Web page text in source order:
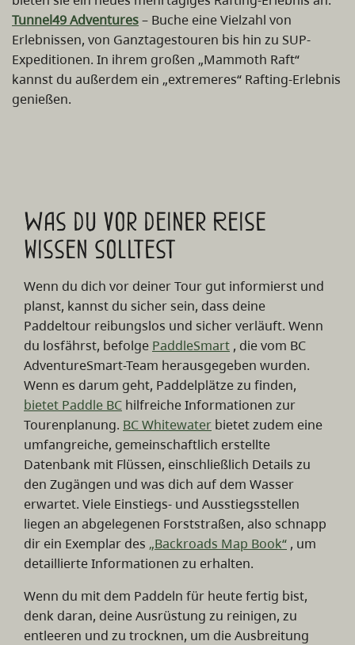
Tunnel49 Adventures– Buche eine Vielzahl von
Erlebnissen, von Ganztagestouren bis hin zu SUP-
Expeditionen. In ihrem großen „Mammoth Raft“
kannst du außerdem ein „extremeres“ Rafting-Erlebnis
genießen.
Was du vor deiner Reise
wissen solltest
Wenn du dich vor deiner Tour gut informierst und
planst, kannst du sicher sein, dass deine
Paddeltour reibungslos und sicher verläuft. Wenn
du losfährst, befolge PaddleSmart , die vom BC
AdventureSmart-Team herausgegeben wurden.
Wenn es darum geht, Paddelplätze zu finden,
bietet Paddle BC hilfreiche Informationen zur
Tourenplanung. BC Whitewater bietet zudem eine
umfangreiche, gemeinschaftlich erstellte
Datenbank mit Flüssen, einschließlich Details zu
den Zugängen und was dich auf dem Wasser
erwartet. Viele Einstiegs- und Ausstiegsstellen
liegen an abgelegenen Forststraßen, also schnapp
dir ein Exemplar des „Backroads Map Book“ , um
detaillierte Informationen zu erhalten.
Wenn du mit dem Paddeln für heute fertig bist,
denk daran, deine Ausrüstung zu reinigen, zu
entleeren und zu trocknen, um die Ausbreitung